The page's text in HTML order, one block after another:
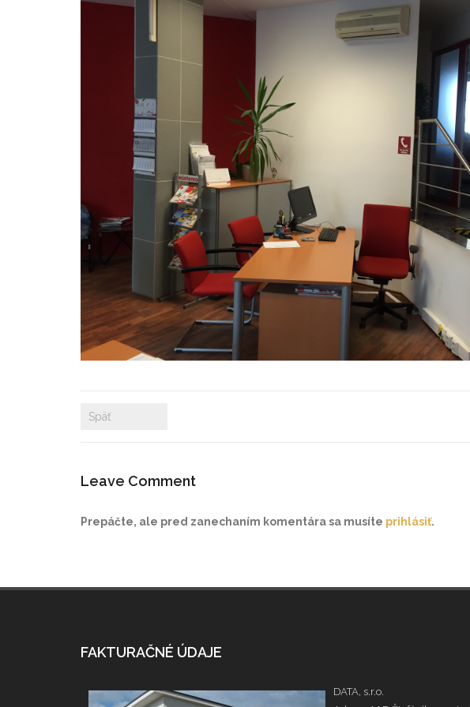
Späť
Leave Comment
Prepáčte, ale pred zanechaním komentára sa musíte prihlásiť.
FAKTURAČNÉ ÚDAJE
DATA, s.r.o.